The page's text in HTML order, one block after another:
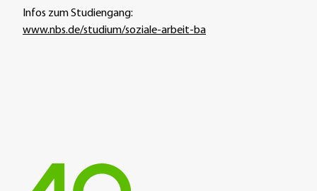
Infos zum Studiengang:
www.nbs.de/studium/soziale-arbeit-ba